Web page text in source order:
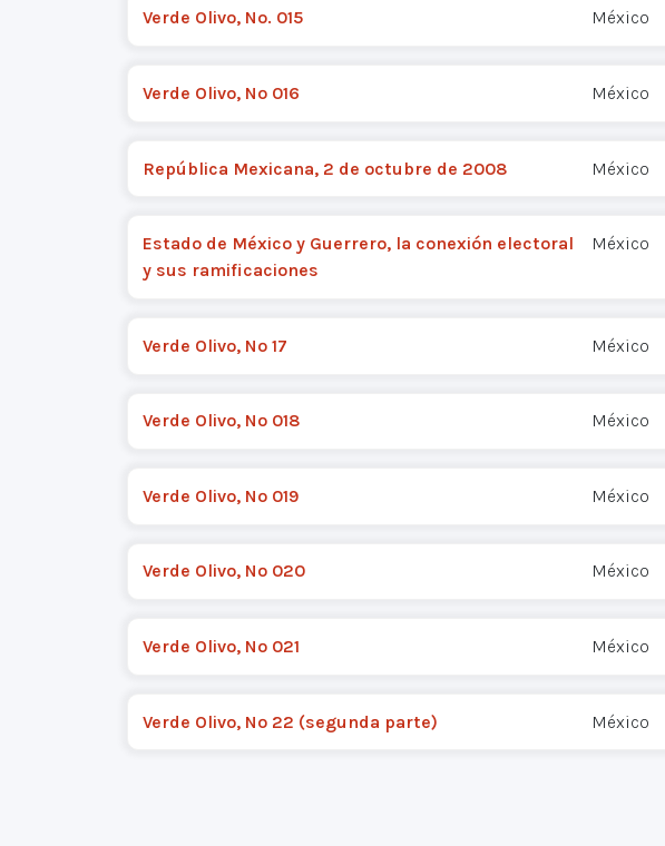
Verde Olivo, No. 015 México
Verde Olivo, Nº 016 México
República Mexicana, 2 de octubre de 2008 México
Estado de México y Guerrero, la conexión electoral
y sus ramificaciones
México
Verde Olivo, Nº 17 México
Verde Olivo, Nº 018 México
Verde Olivo, Nº 019 México
Verde Olivo, Nº 020 México
Verde Olivo, Nº 021 México
Verde Olivo, Nº 22 (segunda parte) México